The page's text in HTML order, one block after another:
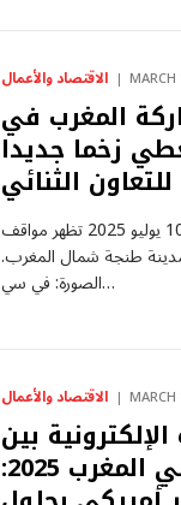
الاقتصاد والأعمال
المغرب في
زخما جديدا
للتعاون الثنائي
صورة جوية بطائرة بدون طيار تم التقاطها في 10 يوليو 2025 تظهر مواقف
طنجة شمال المغرب.
الصورة: في سي…
الاقتصاد والأعمال
الإلكترونية بين
الشركات والمستهلكين في المغرب 2025: